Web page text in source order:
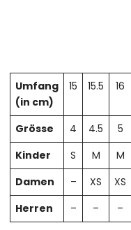
Umfang
(in cm)
15 15.5 16
Grösse 4 4.5 5
Kinder
S M M
Damen
– XS XS
Herren
– – –